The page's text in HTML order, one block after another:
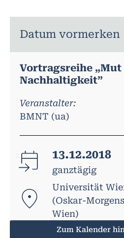
Datum vormerken
Vortragsreihe „Mut
Nachhaltigkeit”
Veranstalter:
BMNT (ua)
13.12.2018
ganztägig
Universität
(Oskar-
Wien)
Zum Kalender